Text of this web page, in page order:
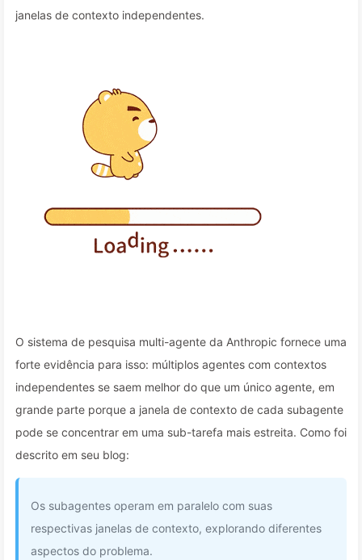
janelas de contexto independentes.
O sistema de pesquisa multi-agente da Anthropic fornece uma
forte evidência para isso: múltiplos agentes com contextos
independentes se saem melhor do que um único agente, em
grande parte porque a janela de contexto de cada subagente
pode se concentrar em uma sub-tarefa mais estreita. Como foi
descrito em seu blog:
Os subagentes operam em paralelo com suas
respectivas janelas de contexto, explorando diferentes
aspectos do problema.